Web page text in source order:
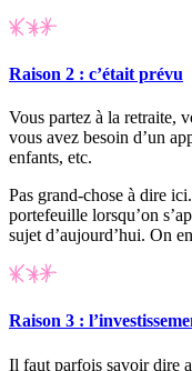
Raison 2 : c’était prévu
Vous partez à la retraite,
vous avez besoin d’un
enfants, etc.
Pas grand-chose à dire
portefeuille lorsqu’on
sujet d’aujourd’hui. On
Raison 3 :
Il faut parfois savoir dire